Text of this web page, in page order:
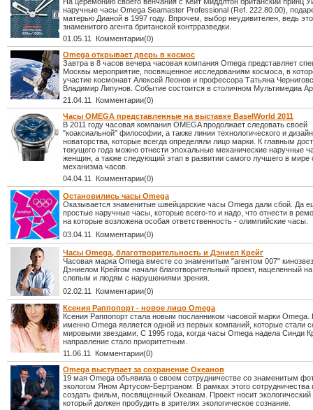
наручные часы Omega Seamaster Professional (Ref. 222.80.00),
матерью Дианой в 1997 году. Впрочем, выбор неудивителен, ведь
знаменитого агента британской контрразведки.
01.05.11 Комментарии(0)
Omega открывает дверь в космос
Завтра в 8 часов вечера часовая компания Omega представляет
Москвы мероприятие, посвященное исследованиям космоса, в
участие космонавт Алексей Леонов и профессора Татьяна
Владимир Липунов. Событие состоится в столичном Мультимедиа
21.04.11 Комментарии(0)
Часы OMEGA представленные на выставке BaselWorld 2011
В 2011 году часовая компания OMEGA продолжает следовать своей
"коаксиальной" философии, а также линии технологического и
новаторства, которые всегда определяли лицо марки. К главным
текущего года можно отнести эпохальные механические наручные
женщин, а также следующий этап в развитии самого лучшего в мире
механизма часов.
04.04.11 Комментарии(0)
Остановились часы Omega
Оказывается знаменитые швейцарские часы Omega дали сбой. Да
простые наручные часы, которые всего-то и надо, что отнести в
на которые возложена особая ответственность - олимпийские часы.
03.04.11 Комментарии(0)
Часы Omega, благотворительность и Дэниел Крейг
Часовая марка Omega вместе со знаменитым "агентом 007"
Дэниелом Крейгом начали благотворительный проект, нацеленный
слепым и людям с нарушениями зрения.
02.02.11 Комментарии(0)
Ксения Раппопорт - новое лицо Omega
Ксения Раппопорт стала новым посланником часовой марки Omega.
именно Omega является одной из первых компаний, которые стали
мировыми звездами. С 1995 года, когда часы Omega надела Синди
направление стало приоритетным.
11.06.11 Комментарии(0)
Omega выступает за сохранение Океанов
19 мая Omega объявила о своем сотрудничестве со знаменитым
экологом Яном Артусом-Бертраном. В рамках этого сотрудничества
создать фильм, посвященный Океанам. Проект носит экологический
который должен пробудить в зрителях экологическое сознание.